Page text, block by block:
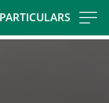
PARTICULARS